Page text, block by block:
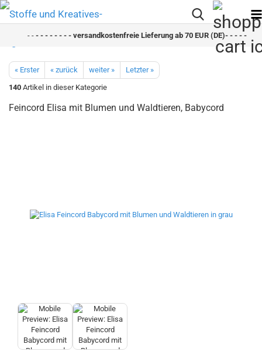
- - - - - - - - versandkostenfreie Lieferung ab 70 EUR (DE)- - - - - - - -
« Erster « zurück weiter »
Letzter »
140 Artikel in dieser Kategorie
Feincord Elisa mit Blumen und Waldtieren, Babycord